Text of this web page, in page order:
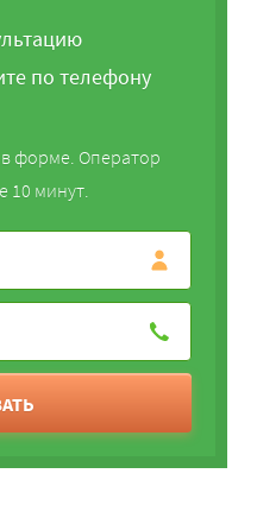
по телефону
форме. Оператор
10 минут.